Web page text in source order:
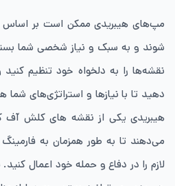
مپ‌های هیبریدی ممکن است بر اساس
شوند و به سبک و نیاز شخصی شما
نقشه‌ها را به دلخواه خود تنظیم
دهید تا با نیازها و استراتژی‌های
هیبریدی یکی از نقشه های کلش آف
می‌دهند تا به طور همزمان به
لازم را در دفاع و حمله خود اعمال